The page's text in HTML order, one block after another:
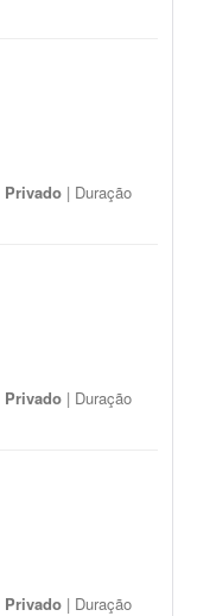
Privado | Duração
Privado | Duração
Privado | Duração